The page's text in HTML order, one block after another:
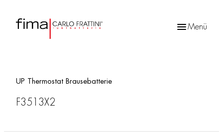
Menü
UP Thermostat Brausebatterie
F3513X2